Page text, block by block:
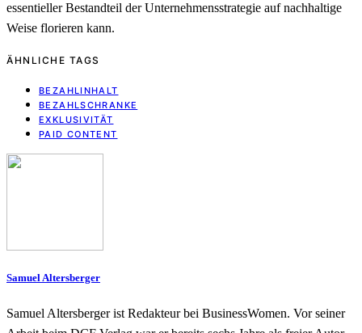
essentieller Bestandteil der Unternehmensstrategie auf nachhaltige
Weise florieren kann.
ÄHNLICHE TAGS
BEZAHLINHALT
BEZAHLSCHRANKE
EXKLUSIVITÄT
PAID CONTENT
Samuel Altersberger
Samuel Altersberger ist Redakteur bei BusinessWomen. Vor seiner